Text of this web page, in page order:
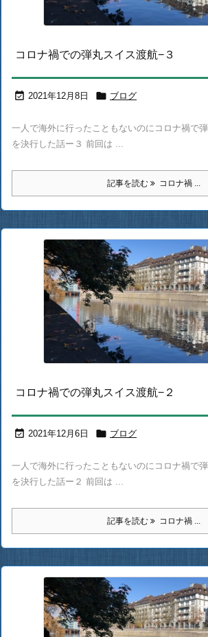
コロナ禍での弾丸スイス渡航−３
 2021年12月8日  ブログ
一人で海外に行ったこともないのにコロナ禍で
を決行した話ー３ 前回は ...
記事を読む コロナ禍 ...
コロナ禍での弾丸スイス渡航−２
 2021年12月6日  ブログ
一人で海外に行ったこともないのにコロナ禍で
を決行した話ー２ 前回は ...
記事を読む コロナ禍 ...